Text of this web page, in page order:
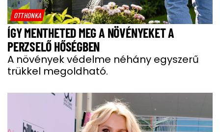
OTTHONKA
ÍGY MENTHETED MEG A NÖVÉNYEKET A
PERZSELŐ HŐSÉGBEN
A növények védelme néhány egyszerű
trükkel megoldható.